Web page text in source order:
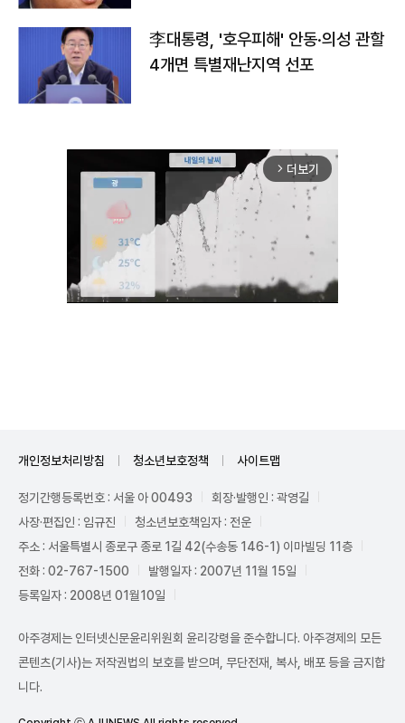
李대통령, '호우피해' 안동·의성 관할
4개면 특별재난지역 선포
arrow_forward_ios 더보기
개인정보처리방침 청소년보호정책 사이트맵
정기간행등록번호 : 서울 아 00493
회장·발행인 : 곽영길
사장·편집인 : 임규진
청소년보호책임자 : 전운
주소 : 서울특별시 종로구 종로 1길 42(수송동 146-1) 이마빌딩 11층
전화 : 02-767-1500
발행일자 : 2007년 11월 15일
등록일자 : 2008년 01월10일
아주경제는 인터넷신문윤리위원회 윤리강령을 준수합니다. 아주경제의 모든
콘텐츠(기사)는 저작권법의 보호를 받으며, 무단전재, 복사, 배포 등을 금지합
니다.